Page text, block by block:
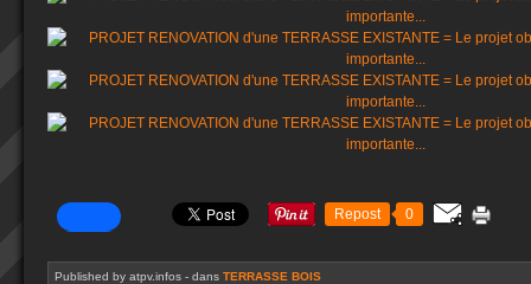
Repost 0
Published by atpv.infos - dans TERRASSE BOIS